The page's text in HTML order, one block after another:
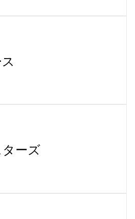
ーズ